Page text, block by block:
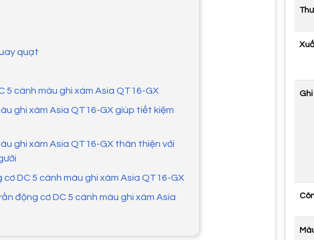
quạt
5 cánh màu ghi xám Asia QT16-GX
ghi xám Asia QT16-GX giúp tiết kiệm
ghi xám Asia QT16-GX thân thiện với
DC 5 cánh màu ghi xám Asia QT16-GX
động cơ DC 5 cánh màu ghi xám Asia